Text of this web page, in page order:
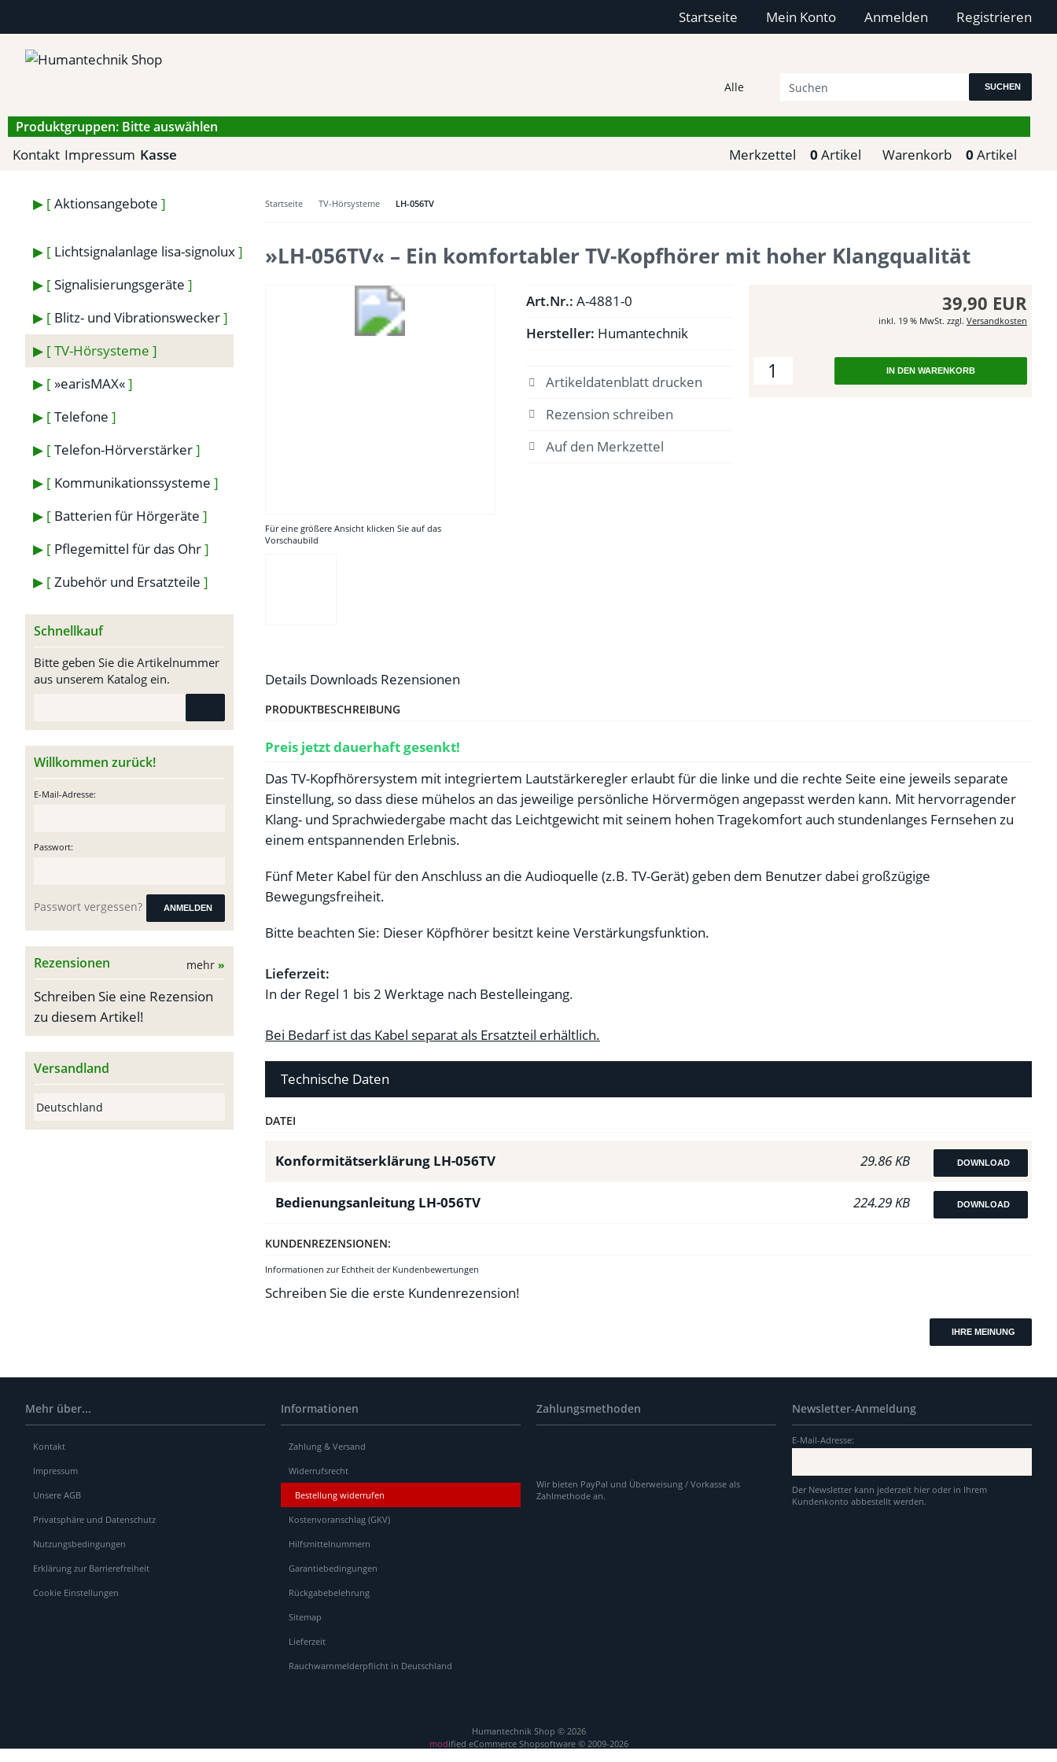
Registrieren
Anmelden
Mein Konto
Startseite
SUCHEN
Produktgruppen: Bitte auswählen
Kontakt Impressum Kasse Warenkorb 0 Artikel
Merkzettel 0 Artikel
Startseite TV-Hörsysteme LH-056TV
»LH-056TV« – Ein komfortabler TV-Kopfhörer mit hoher Klangqualität
Für eine größere Ansicht klicken Sie auf das
Vorschaubild
39,90 EUR
inkl. 19 % MwSt. zzgl. Versandkosten
IN DEN WARENKORB
Art.Nr.: A-4881-0
Hersteller: Humantechnik
Artikeldatenblatt drucken
Rezension schreiben
Details Downloads Rezensionen
PRODUKTBESCHREIBUNG
Preis jetzt dauerhaft gesenkt!
Das TV-Kopfhörersystem mit integriertem Lautstärkeregler erlaubt für die linke und die rechte Seite eine jeweils separate
Einstellung, so dass diese mühelos an das jeweilige persönliche Hörvermögen angepasst werden kann. Mit hervorragender
Klang- und Sprachwiedergabe macht das Leichtgewicht mit seinem hohen Tragekomfort auch stundenlanges Fernsehen zu
einem entspannenden Erlebnis.
Fünf Meter Kabel für den Anschluss an die Audioquelle (z.B. TV-Gerät) geben dem Benutzer dabei großzügige
Bewegungsfreiheit.
Bitte beachten Sie: Dieser Köpfhörer besitzt keine Verstärkungsfunktion.
Lieferzeit:
In der Regel 1 bis 2 Werktage nach Bestelleingang.
Bei Bedarf ist das Kabel separat als Ersatzteil erhältlich.
Technische Daten
DATEI
Konformitätserklärung LH-056TV DOWNLOAD
29.86 KB
Bedienungsanleitung LH-056TV DOWNLOAD
224.29 KB
KUNDENREZENSIONEN:
Informationen zur Echtheit der Kundenbewertungen
Schreiben Sie die erste Kundenrezension!
IHRE MEINUNG
Aktionsangebote
Lichtsignalanlage lisa-signolux
Signalisierungsgeräte
Blitz- und Vibrationswecker
TV-Hörsysteme
»earisMAX«
Telefone
Telefon-Hörverstärker
Kommunikationssysteme
Batterien für Hörgeräte
Pflegemittel für das Ohr
Zubehör und Ersatzteile
Schnellkauf
Bitte geben Sie die Artikelnummer
aus unserem Katalog ein.
Willkommen zurück!
E-Mail-Adresse:
Passwort:
Passwort vergessen? ANMELDEN
Rezensionen mehr »
Schreiben Sie eine Rezension
zu diesem Artikel!
Versandland
Mehr über...
Kontakt
Impressum
Unsere AGB
Privatsphäre und Datenschutz
Nutzungsbedingungen
Erklärung zur Barrierefreiheit
Cookie Einstellungen
Informationen
Zahlung & Versand
Widerrufsrecht
Bestellung widerrufen
Kostenvoranschlag (GKV)
Hilfsmittelnummern
Garantiebedingungen
Rückgabebelehrung
Sitemap
Lieferzeit
Rauchwarnmelderpflicht in Deutschland
Zahlungsmethoden
Wir bieten PayPal und Überweisung / Vorkasse als
Zahlmethode an.
Newsletter-Anmeldung
E-Mail-Adresse:
Der Newsletter kann jederzeit hier oder in Ihrem
Kundenkonto abbestellt werden.
Humantechnik Shop © 2026
modified eCommerce Shopsoftware © 2009-2026